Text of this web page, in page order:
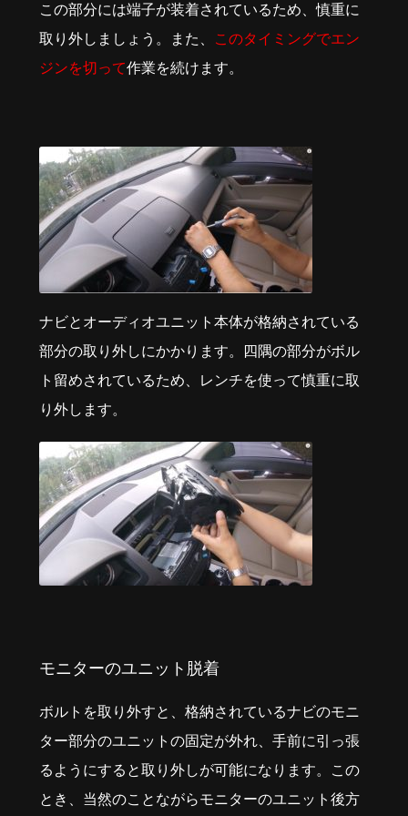
この部分には端子が装着されているため、慎重に
取り外しましょう。また、
このタイミングでエン
ジンを切って作業を続けます。
ナビとオーディオユニット本体が格納されている
部分の取り外しにかかります。四隅の部分がボル
ト留めされているため、レンチを使って慎重に取
り外します。
モニターのユニット脱着
ボルトを取り外すと、格納されているナビのモニ
ター部分のユニットの固定が外れ、手前に引っ張
るようにすると取り外しが可能になります。この
とき、当然のことながらモニターのユニット後方